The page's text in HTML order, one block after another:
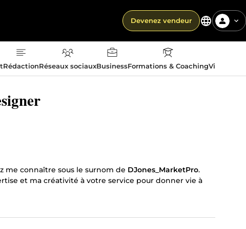
Devenez vendeur
RédactionRéseaux sociauxBusinessFormations & CoachingVie
me connaître sous le surnom de DJones_MarketPro.
et ma créativité à votre service pour donner vie à
naturel (SEO), je suis là pour vous accompagner dans